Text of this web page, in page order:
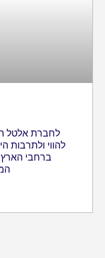
לחברת אלטל
להווי ולתרבות
ברחבי